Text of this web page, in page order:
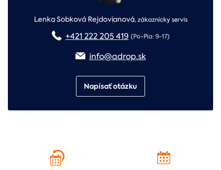
Lenka Sobková Rejdovianová,zákaznícky servis
+421 222 205 419 (Po-Pia: 9-17)
info@adrop.sk
Napísať otázku